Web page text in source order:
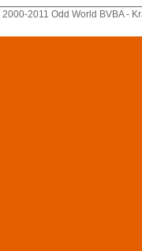
2011 Odd World BVBA -